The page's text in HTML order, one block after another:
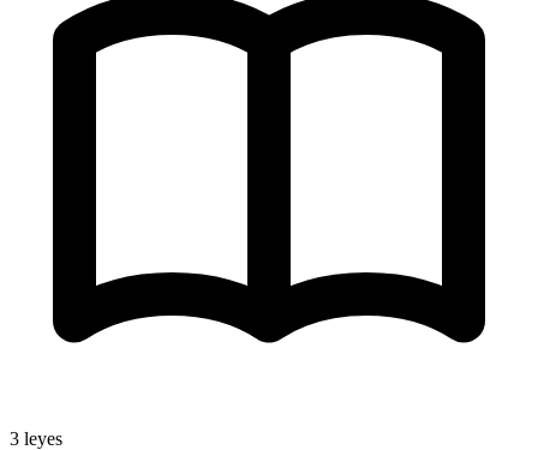
3 leyes